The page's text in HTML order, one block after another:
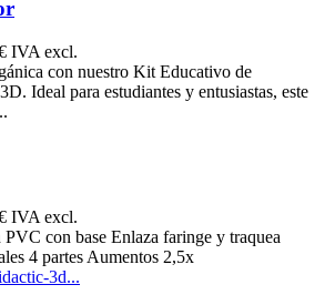
IVA excl.
con nuestro Kit Educativo de
Ideal para estudiantes y entusiastas, este
IVA excl.
con base Enlaza faringe y traquea
4 partes Aumentos 2,5x